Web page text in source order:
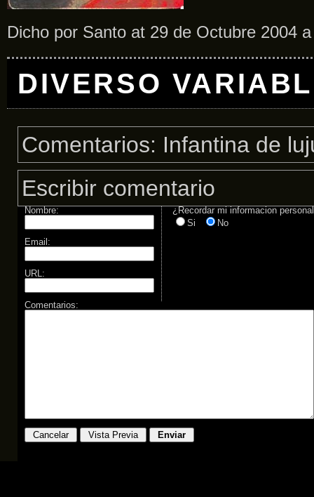
Dicho por Santo at 29 de Octubre 2004
DIVERSO
Comentarios: Infantina de
Escribir comentario
Nombre:
Email:
URL:
¿Recordar mi informacion
Si
No
Comentarios: